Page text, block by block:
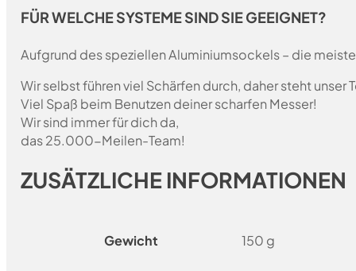
FÜR WELCHE SYSTEME SIND SIE GEEIGNET?
Aufgrund des speziellen Aluminiumsockels – die
Wir selbst führen viel Schärfen durch, daher steht
Viel Spaß beim Benutzen deiner scharfen Messer!
Wir sind immer für dich da,
das 25.000-Meilen-Team!
ZUSÄTZLICHE INFORMATIONEN
Gewicht 150 g